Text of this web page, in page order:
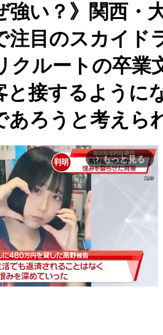
強い？》関西・
注目のスカイド
クルートの卒
と接するように
ろうと考えら
arrow_forward_ios もっと見る